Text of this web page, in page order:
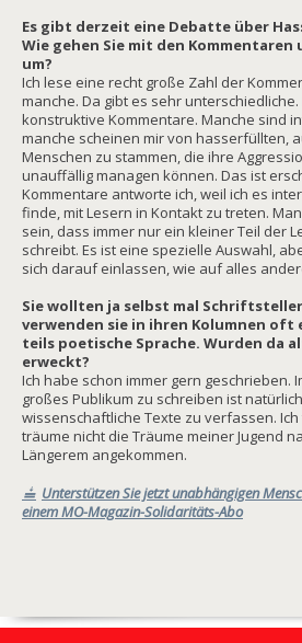
Es gibt derzeit eine Debatte über
Wie gehen Sie mit den
um?
Ich lese eine recht große Zahl der
manche. Da gibt es sehr unterschiedliche.
konstruktive Kommentare. Manche sind
manche scheinen mir von hasserfüllten,
Menschen zu stammen, die ihre
unauffällig managen können. Das ist
Kommentare antworte ich, weil ich es
finde, mit Lesern in Kontakt zu treten.
sein, dass immer nur ein kleiner Teil der
schreibt. Es ist eine spezielle Auswahl,
sich darauf einlassen, wie auf alles
Sie wollten ja selbst mal
verwenden sie in ihren Kolumnen
teils poetische Sprache. Wurden da
erweckt?
Ich habe schon immer gern geschrieben.
großes Publikum zu schreiben ist
wissenschaftliche Texte zu verfassen.
träume nicht die Träume meiner Jugend
Längerem angekommen.
Unterstützen Sie jetzt unabhängigen
einem MO-Magazin-Solidaritäts-Abo